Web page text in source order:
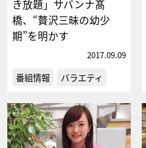
き放題」サバンナ髙
橋、“贅沢三昧の幼少
期”を明かす
2017.09.09
番組情報 バラエティ